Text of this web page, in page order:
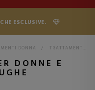
ESCLUSIVE.
DONNA > TRATTAMENTI PER DONNE
DONNE E